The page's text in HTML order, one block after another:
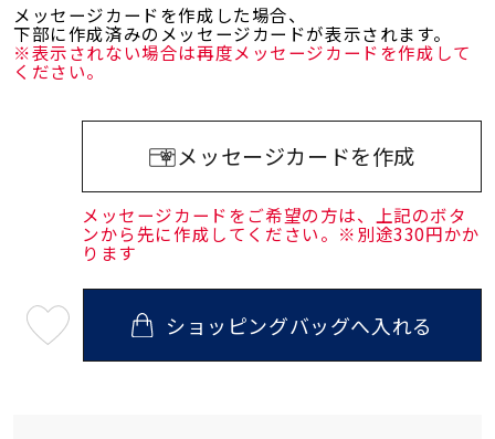
メッセージカードを作成した場合、
下部に作成済みのメッセージカードが表示されます。
※表示されない場合は再度メッセージカードを作成して
ください。
メッセージカードを作成
メッセージカードをご希望の方は、上記のボタ
ンから先に作成してください。※別途330円かか
ります
08
ショッピングバッグへ入れる